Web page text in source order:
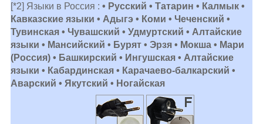
[*2] Языки в Россия : • Русский • Татарин • Калмык •
Кавказские языки • Адыгэ • Коми • Чеченский •
Тувинская • Чувашский • Удмуртский • Алтайские
языки • Мансийский • Бурят • Эрзя • Мокша • Мари
(Россия) • Башкирский • Ингушская • Алтайские
языки • Кабардинская • Карачаево-балкарский •
Аварский • Якутский • Ногайская